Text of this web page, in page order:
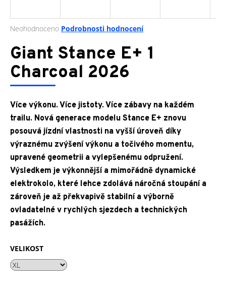
Průměrné
produktu
je
0,0
z
5
Neohodnoceno Podrobnosti hodnocení
Giant Stance E+ 1
Charcoal 2026
Více výkonu. Více jistoty. Více zábavy na každém
trailu. Nová generace modelu Stance E+ znovu
posouvá jízdní vlastnosti na vyšší úroveň díky
výraznému zvýšení výkonu a točivého momentu,
upravené geometrii a vylepšenému odpružení.
Výsledkem je výkonnější a mimořádně dynamické
elektrokolo, které lehce zdolává náročná stoupání a
zároveň je až překvapivě stabilní a výborně
ovladatelné v rychlých sjezdech a technických
pasážích.
VELIKOST
j
t
?
HLEDAT
D
o
p
o
r
č
j
e
m